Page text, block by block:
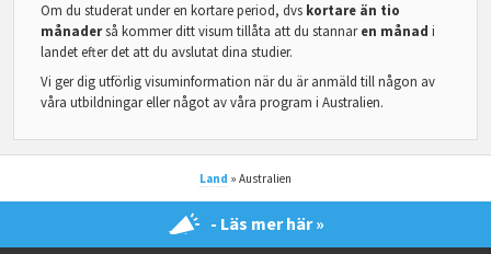
Om du studerat under en kortare period, dvs kortare än tio
månaderså kommer ditt visum tillåta att du stannaren månad i
landet efter det att du avslutat dina studier.
Vi ger dig utförlig visuminformation när du är anmäld till någon av
våra utbildningar eller något av våra program i Australien.
Land » Australien
- Läs mer här »